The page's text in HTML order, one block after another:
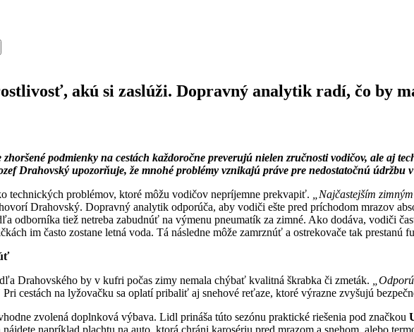
akú si zaslúži. Dopravný analytik radí, čo by
podmienky na cestách každoročne preverujú nielen zručnosti vodičov, ale aj
Drahovský upozorňuje, že mnohé problémy vznikajú práve pre nedostatočnú údržbu
technických problémov, ktoré môžu vodičov nepríjemne prekvapiť.
„Najčastejším
Drahovský. Dopravný analytik odporúča, aby vodiči ešte pred príchodom mrazov
odborníka tiež netreba zabudnúť na výmenu pneumatík za zimné. Ako dodáva, vodiči
im často zostane letná voda. Tá následne môže zamrznúť a ostrekovače tak prestanú
Drahovského by v kufri počas zimy nemala chýbať kvalitná škrabka či zmeták.
Pri cestách na lyžovačku sa oplatí pribaliť aj snehové reťaze, ktoré výrazne zvyšujú
zvolená doplnková výbava. Lidl prináša túto sezónu praktické riešenia pod značkou
napríklad plachtu na auto, ktorá chráni karosériu pred mrazom a snehom, alebo